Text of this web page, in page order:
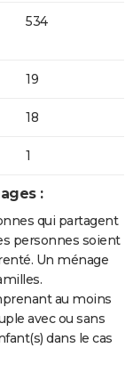
534
19
18
1
:
qui partagent
personnes soient
Un ménage
au moins
avec ou sans
dans le cas